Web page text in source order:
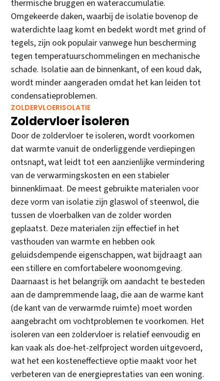
thermische bruggen en wateraccumulatie.
Omgekeerde daken, waarbij de isolatie bovenop de
waterdichte laag komt en bedekt wordt met grind of
tegels, zijn ook populair vanwege hun bescherming
tegen temperatuurschommelingen en mechanische
schade. Isolatie aan de binnenkant, of een koud dak,
wordt minder aangeraden omdat het kan leiden tot
condensatieproblemen.
ZOLDERVLOERISOLATIE
Zoldervloer isoleren
Door de zoldervloer te isoleren, wordt voorkomen
dat warmte vanuit de onderliggende verdiepingen
ontsnapt, wat leidt tot een aanzienlijke vermindering
van de verwarmingskosten en een stabieler
binnenklimaat. De meest gebruikte materialen voor
deze vorm van isolatie zijn glaswol of steenwol, die
tussen de vloerbalken van de zolder worden
geplaatst. Deze materialen zijn effectief in het
vasthouden van warmte en hebben ook
geluidsdempende eigenschappen, wat bijdraagt aan
een stillere en comfortabelere woonomgeving.
Daarnaast is het belangrijk om aandacht te besteden
aan de dampremmende laag, die aan de warme kant
(de kant van de verwarmde ruimte) moet worden
aangebracht om vochtproblemen te voorkomen. Het
isoleren van een zoldervloer is relatief eenvoudig en
kan vaak als doe-het-zelfproject worden uitgevoerd,
wat het een kosteneffectieve optie maakt voor het
verbeteren van de energieprestaties van een woning.